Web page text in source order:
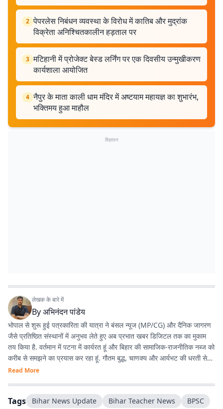
2 पेपरलेस निबंधन व्यवस्था के विरोध में कातिब और मुद्रांक
विक्रेता अनिश्चितकालीन हड़ताल पर
3 मटिहानी में प्रोजेक्ट बेस्ड लर्निंग पर एक दिवसीय उन्मुखीकरण
कार्यशाला आयोजित
4 नैपुर के माता काली धाम मंदिर में अष्टयाम महायज्ञ का शुभारंभ,
भक्तिमय हुआ माहौल
विज्ञापन
लेखक के बारे में
Byअभिनंदन पांडेय
भोपाल से शुरू हुई पत्रकारिता की यात्रा ने बंसल न्यूज (MP/CG) और दैनिक जागरण
जैसे प्रतिष्ठित संस्थानों में अनुभव लेते हुए अब प्रभात खबर डिजिटल तक का मुकाम
तय किया है. वर्तमान में पटना में कार्यरत हूं और बिहार की सामाजिक-राजनीतिक नब्ज को
करीब से समझने का प्रयास कर रहा हूं. गौतम बुद्ध, चाणक्य और आर्यभट की धरती से
होने का गर्व है. देश-विदेश की घटनाओं, बिहार की राजनीति, और किस्से-कहानियों में
Read More
Tags Bihar News Update Bihar Teacher News BPSC